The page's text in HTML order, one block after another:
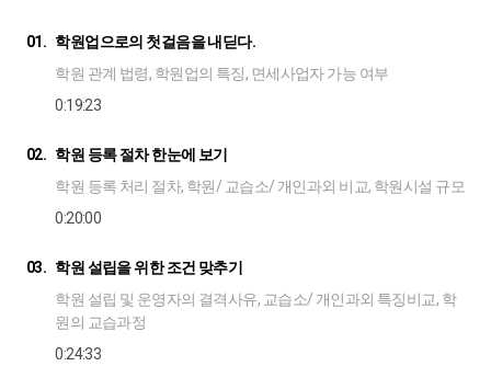
01. 학원업으로의 첫걸음을 내딛다.
학원 관계 법령, 학원업의 특징, 면세사업자 가능 여부
0:19:23
02. 학원 등록 절차 한눈에 보기
학원 등록 처리 절차, 학원/ 교습소/ 개인과외 비교, 학원시설 규모
0:20:00
03. 학원 설립을 위한 조건 맞추기
학원 설립 및 운영자의 결격사유, 교습소/ 개인과외 특징비교, 학
원의 교습과정
0:24:33